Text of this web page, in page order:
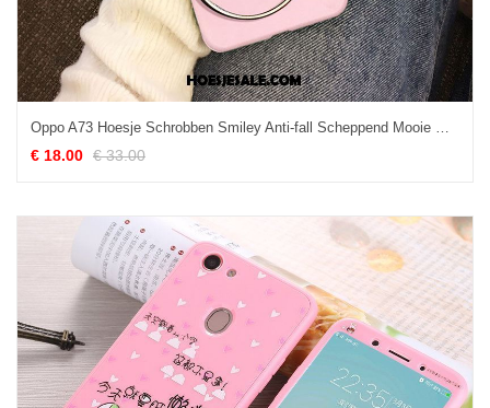
€ 18.00 € 33.00